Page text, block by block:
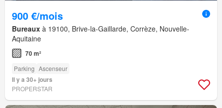
900 €/mois
Bureaux à 19100, Brive-la-Gaillarde, Corrèze, Nouvelle-
Aquitaine
70 m²
Parking Ascenseur
Il y a 30+ jours
PROPERSTAR